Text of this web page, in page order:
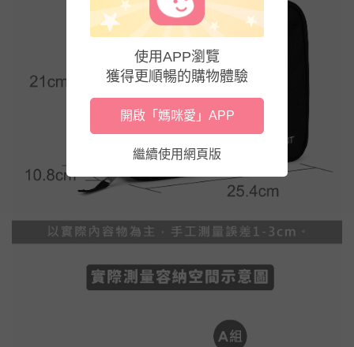
使用APP瀏覽
獲得更順暢的購物體驗
開啟「媽咪愛」APP
繼續使用網頁版